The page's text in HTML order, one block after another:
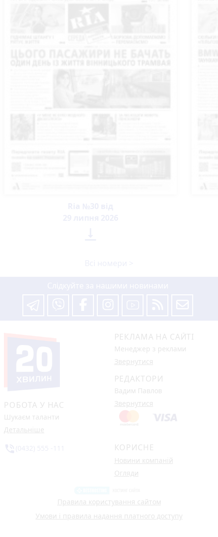
РОБОТА У НАС
Шукаєм таланти
Детальніше
РЕКЛАМА НА САЙТІ
Менеджер з реклами
Звернутися
РЕДАКТОРИ
Вадим Павлов
Звернутися
КОРИСНЕ
Новини компаній
Огляди
Правила користування сайтом
Умови і правила надання платного доступу